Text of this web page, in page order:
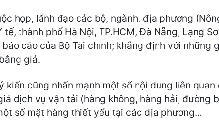
họp, lãnh đạo các bộ, ngành, địa phương
tế, thành phố Hà Nội, TP.HCM, Đà Nẵng, Lạng
cáo của Bộ Tài chính; khẳng định với
giá.
kiến cũng nhấn mạnh một số nội dung liên
dịch vụ vận tải (hàng không, hàng hải,
số mặt hàng thiết yếu tại các địa phương…